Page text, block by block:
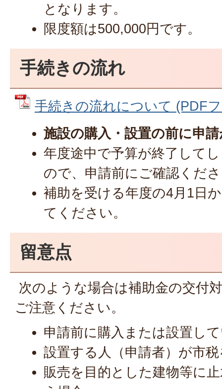
となります。
限度額は500,000円です。
手続きの流れ
手続きの流れについて (PDF
施設の購入・設置の前に申
年度途中で予算が終了して
ので、申請前にご確認くだ
補助を受ける年度の4月1日
てください。
留意点
次のような場合は補助金の交付
ご注意ください。
申請前に購入または設置し
設置する人（申請者）が市
販売を目的とした建物等に